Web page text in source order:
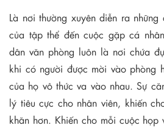
Là nơi thường xuyên diễn ra
của tập thể đến cuộc gặp cá
dân văn phòng luôn là nơi chứa
khi có người được mời vào phòng
của họ vô thức va vào nhau. Sự
lý tiêu cực cho nhân viên, khiến
khăn hơn. Khiến cho mỗi cuộc